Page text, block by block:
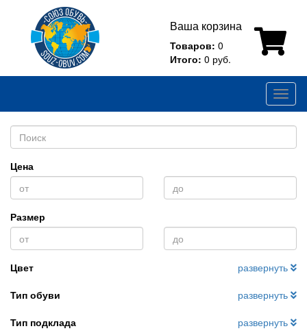
Ваша корзина
Товаров: 0
Итого: 0 руб.
Цена
Размер
Цвет
развернуть
Тип обуви
развернуть
Тип подклада
развернуть